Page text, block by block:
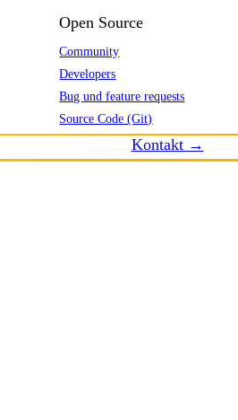
Open Source
Community
Developers
Bug und feature requests
Source Code (Git)
Kontakt →